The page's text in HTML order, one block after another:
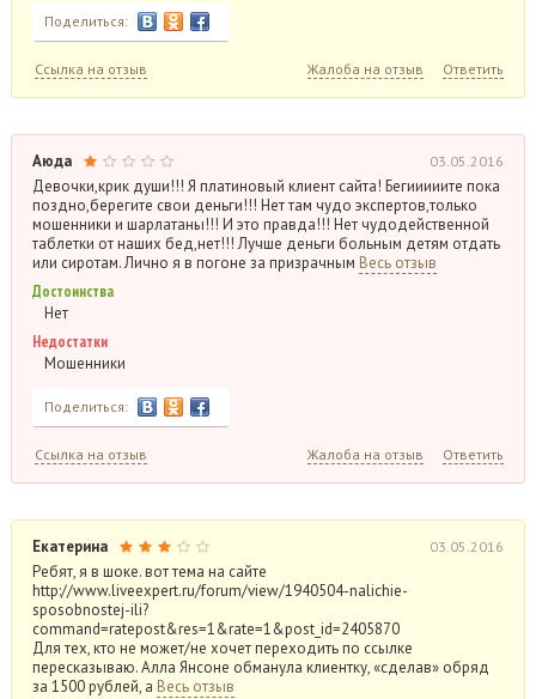
Поделиться:
Ссылка на отзыв Жалоба на отзыв Ответить
Аюда 03.05.2016
Девочки,крик души!!! Я платиновый клиент сайта! Бегииииите пока
поздно,берегите свои деньги!!! Нет там чудо экспертов,только
мошенники и шарлатаны!!! И это правда!!! Нет чудодейственной
таблетки от наших бед,нет!!! Лучше деньги больным детям отдать
или сиротам. Лично я в погоне за призрачным Весь отзыв
Достоинства
Нет
Недостатки
Мошенники
Поделиться:
Ссылка на отзыв Жалоба на отзыв Ответить
Екатерина 03.05.2016
Ребят, я в шоке. вот тема на сайте
http://www.liveexpert.ru/forum/view/1940504-nalichie-
sposobnostej-ili?
command=ratepost&res=1&rate=1&post_id=2405870
Для тех, кто не может/не хочет переходить по ссылке
пересказываю. Алла Янсоне обманула клиентку, «сделав» обряд
за 1500 рублей, а Весь отзыв